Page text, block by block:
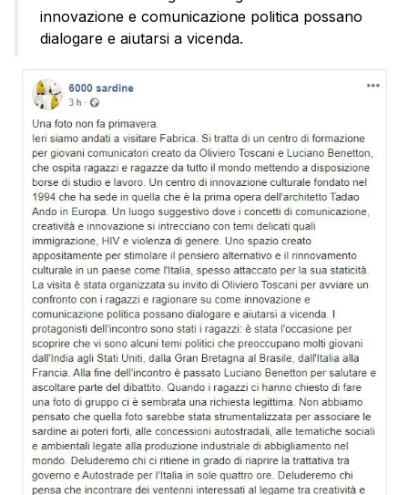
innovazione e comunicazione politica possano
dialogare e aiutarsi a vicenda.